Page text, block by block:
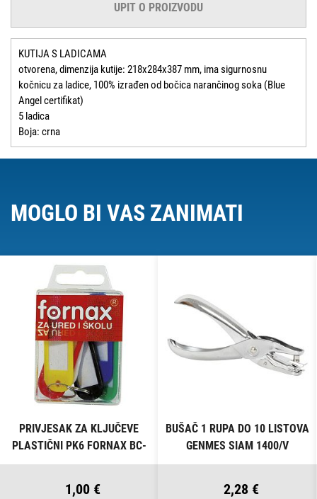
UPIT O PROIZVODU
KUTIJA S LADICAMA
otvorena, dimenzija kutije: 218x284x387 mm, ima sigurnosnu
kočnicu za ladice, 100% izrađen od bočica narančinog soka (Blue
Angel certifikat)
5 ladica
Boja: crna
MOGLO BI VAS ZANIMATI
PRIVJESAK ZA KLJUČEVE
PLASTIČNI PK6 FORNAX BC-
B13 BLISTER
1,00 €
BUŠAČ 1 RUPA DO 10 LISTOVA
GENMES SIAM 1400/V
2,28 €